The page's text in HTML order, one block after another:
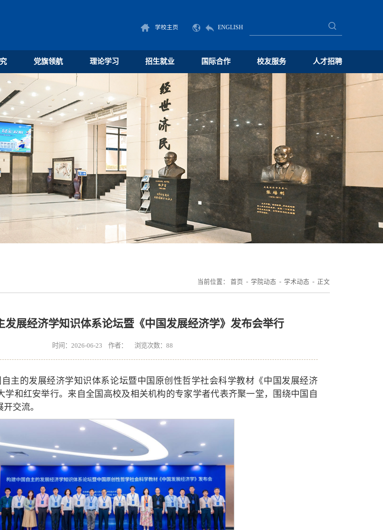
学校主页 ENGLISH
党旗领航 理论学习 招生就业 国际合作 校友服务 人才招聘
当前位置： 首页 - 学院动态 - 学术动态 - 正文
发展经济学知识体系论坛暨《中国发展经济学》发布会举行
时间：2026-06-23 作者： 浏览次数： 88
主的发展经济学知识体系论坛暨中国原创性哲学社会科学教材《中国发展经济
学和红安举行。来自全国高校及相关机构的专家学者代表齐聚一堂，围绕中国自
交流。